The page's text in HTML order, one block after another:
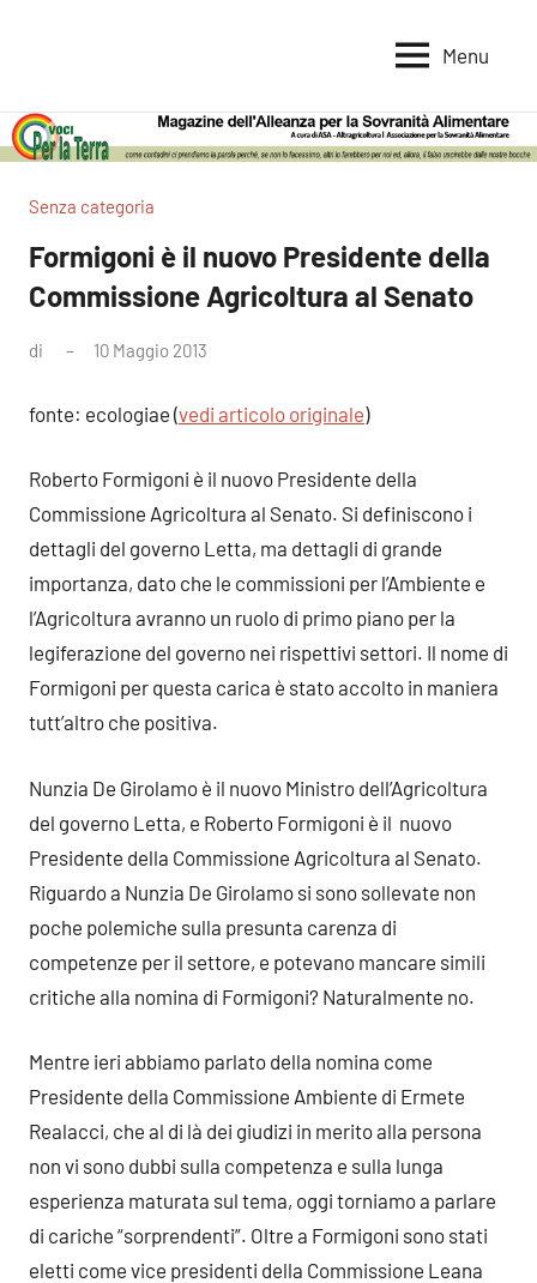
per
la
Terra
per
la
Alimentare
Menu
Senza categoria
Formigoni è il nuovo Presidente della
Commissione Agricoltura al Senato
di 10 Maggio 2013
fonte: ecologiae (vedi articolo originale)
Roberto Formigoni è il nuovo Presidente della
Commissione Agricoltura al Senato. Si definiscono i
dettagli del governo Letta, ma dettagli di grande
importanza, dato che le commissioni per l’Ambiente e
l’Agricoltura avranno un ruolo di primo piano per la
legiferazione del governo nei rispettivi settori. Il nome di
Formigoni per questa carica è stato accolto in maniera
tutt’altro che positiva.
Nunzia De Girolamo è il nuovo Ministro dell’Agricoltura
del governo Letta, e Roberto Formigoni è il nuovo
Presidente della Commissione Agricoltura al Senato.
Riguardo a Nunzia De Girolamo si sono sollevate non
poche polemiche sulla presunta carenza di
competenze per il settore, e potevano mancare simili
critiche alla nomina di Formigoni? Naturalmente no.
Mentre ieri abbiamo parlato della nomina come
Presidente della Commissione Ambiente di Ermete
Realacci, che al di là dei giudizi in merito alla persona
non vi sono dubbi sulla competenza e sulla lunga
esperienza maturata sul tema, oggi torniamo a parlare
di cariche “sorprendenti”. Oltre a Formigoni sono stati
eletti come vice presidenti della Commissione Leana